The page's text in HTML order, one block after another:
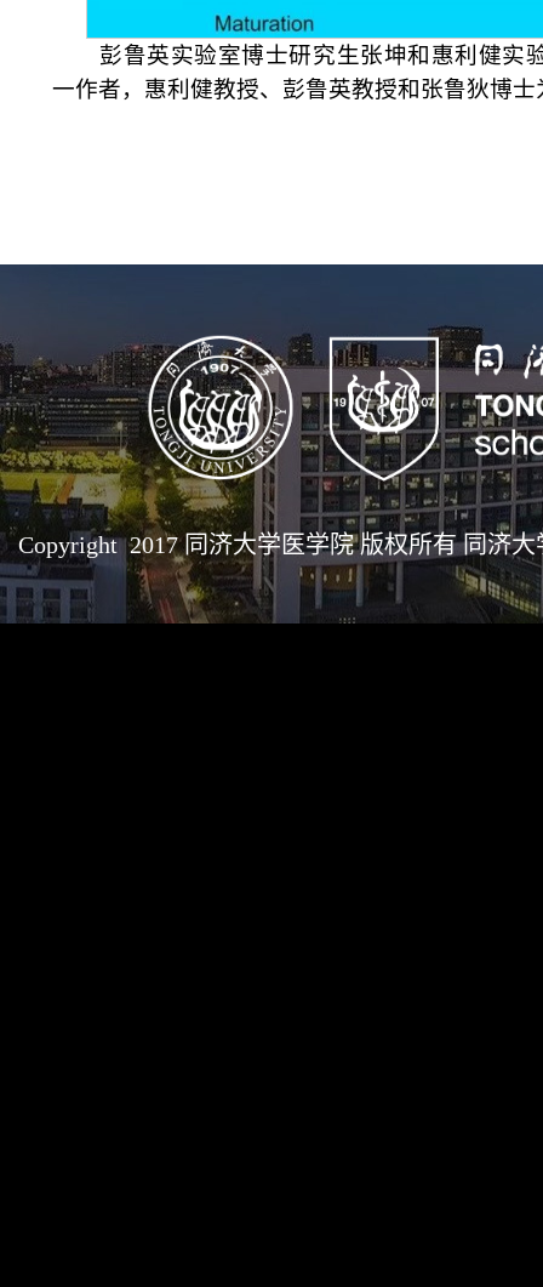
彭鲁英实验室博士研究生张坤和惠利健实
一作者，惠利健教授、彭鲁英教授和张鲁狄博
Copyright 2017 同济大学医学院 版权所有 同济